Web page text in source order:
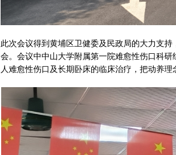
此次会议得到黄埔区卫健委及民政局的大力支
会。会议中中山大学附属第一院难愈性伤口科
人难愈性伤口及长期卧床的临床治疗，把动养理